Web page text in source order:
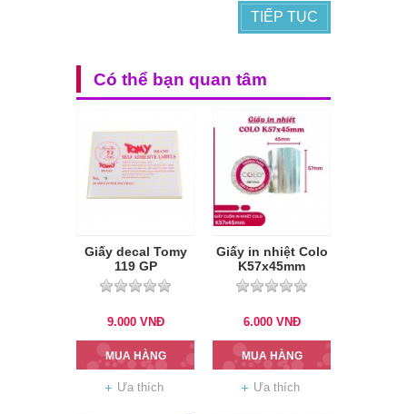
TIẾP TỤC
Có thể bạn quan tâm
Giấy decal Tomy
119 GP
9.000 VNĐ
MUA HÀNG
Ưa thích
Giấy in nhiệt Colo
K57x45mm
6.000 VNĐ
MUA HÀNG
Ưa thích